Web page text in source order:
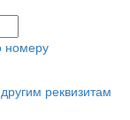
номеру
реквизитам